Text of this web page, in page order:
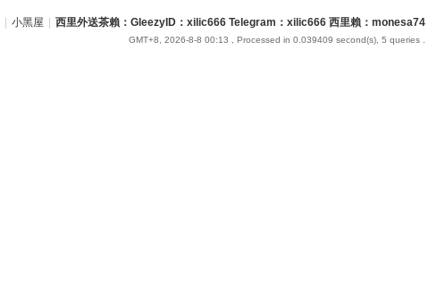
小黑屋 西里外送茶賴：GleezyID：xilic666 Telegram：xilic666 西里賴：monesa74
GMT+8, 2026-8-8 00:13 , Processed in 0.039409 second(s), 5 queries .